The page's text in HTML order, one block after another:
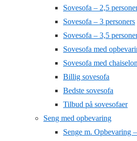
Sovesofa – 2,5
Sovesofa – 3 personers
Sovesofa – 3,5
Sovesofa med
Sovesofa med
Billig sovesofa
Bedste sovesofa
Tilbud på sovesofaer
Seng med opbevaring
Senge m. Opbevaring